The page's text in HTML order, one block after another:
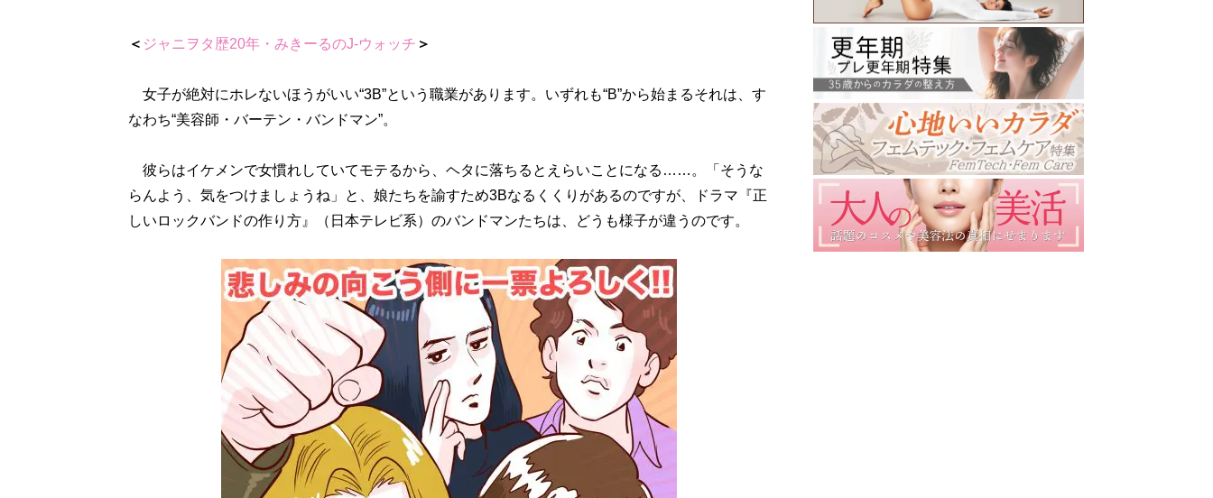
＜ ジャニヲタ歴20年・みきーるのJ-ウォッチ ＞
女子が絶対にホレないほうがいい“3B”という職業があります。いずれも“B”から始まるそれは、す
なわち“美容師・バーテン・バンドマン”。
彼らはイケメンで女慣れしていてモテるから、ヘタに落ちるとえらいことになる……。「そうな
らんよう、気をつけましょうね」と、娘たちを諭すため3Bなるくくりがあるのですが、ドラマ『正
しいロックバンドの作り方』（日本テレビ系）のバンドマンたちは、どうも様子が違うのです。